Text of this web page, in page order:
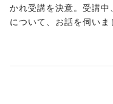
DiaTalk
かれ受講を決意。受講中
について、お話を伺いま